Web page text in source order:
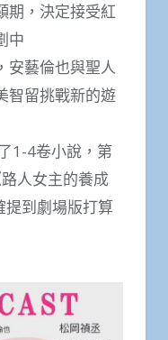
期，決定接受紅
中
安藝倫也與聖人
智留挑戰新的遊
1-4卷小說，第
人女主的養成
到劇場版打算